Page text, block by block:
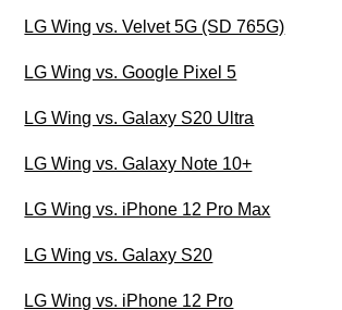
LG Wing vs. Velvet 5G (SD 765G)
LG Wing vs. Google Pixel 5
LG Wing vs. Galaxy S20 Ultra
LG Wing vs. Galaxy Note 10+
LG Wing vs. iPhone 12 Pro Max
LG Wing vs. Galaxy S20
LG Wing vs. iPhone 12 Pro